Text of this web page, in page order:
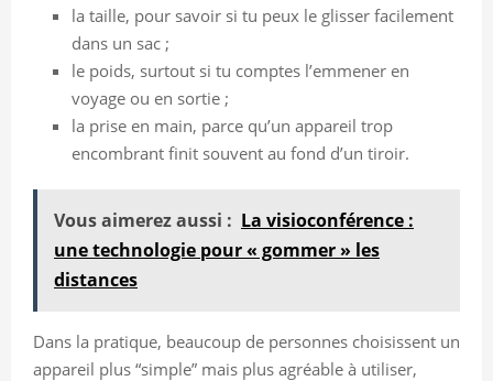
la taille, pour savoir si tu peux le glisser facilement
dans un sac ;
le poids, surtout si tu comptes l’emmener en
voyage ou en sortie ;
la prise en main, parce qu’un appareil trop
encombrant finit souvent au fond d’un tiroir.
Vous aimerez aussi : La visioconférence :
une technologie pour « gommer » les
distances
Dans la pratique, beaucoup de personnes choisissent un
appareil plus “simple” mais plus agréable à utiliser,